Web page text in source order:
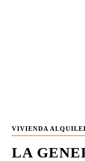
VIVIENDA
LA